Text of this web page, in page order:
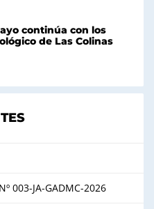
continúa con los
de Las Colinas
003-JA-GADMC-2026